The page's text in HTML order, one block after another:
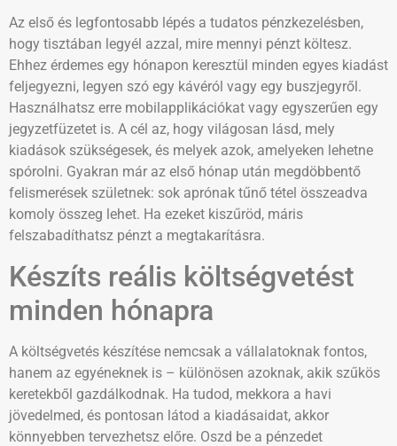
Az első és legfontosabb lépés a tudatos pénzkezelésben,
hogy tisztában legyél azzal, mire mennyi pénzt költesz.
Ehhez érdemes egy hónapon keresztül minden egyes kiadást
feljegyezni, legyen szó egy kávéról vagy egy buszjegyről.
Használhatsz erre mobilapplikációkat vagy egyszerűen egy
jegyzetfüzetet is. A cél az, hogy világosan lásd, mely
kiadások szükségesek, és melyek azok, amelyeken lehetne
spórolni. Gyakran már az első hónap után megdöbbentő
felismerések születnek: sok aprónak tűnő tétel összeadva
komoly összeg lehet. Ha ezeket kiszűröd, máris
felszabadíthatsz pénzt a megtakarításra.
Készíts reális költségvetést
minden hónapra
A költségvetés készítése nemcsak a vállalatoknak fontos,
hanem az egyéneknek is – különösen azoknak, akik szűkös
keretekből gazdálkodnak. Ha tudod, mekkora a havi
jövedelmed, és pontosan látod a kiadásaidat, akkor
könnyebben tervezhetsz előre. Oszd be a pénzedet